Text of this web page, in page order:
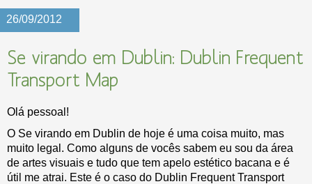
26/09/2012
Se virando em Dublin: Dublin Frequent
Transport Map
Olá pessoal!
O Se virando em Dublin de hoje é uma coisa muito, mas
muito legal. Como alguns de vocês sabem eu sou da área
de artes visuais e tudo que tem apelo estético bacana e é
útil me atrai. Este é o caso do Dublin Frequent Transport